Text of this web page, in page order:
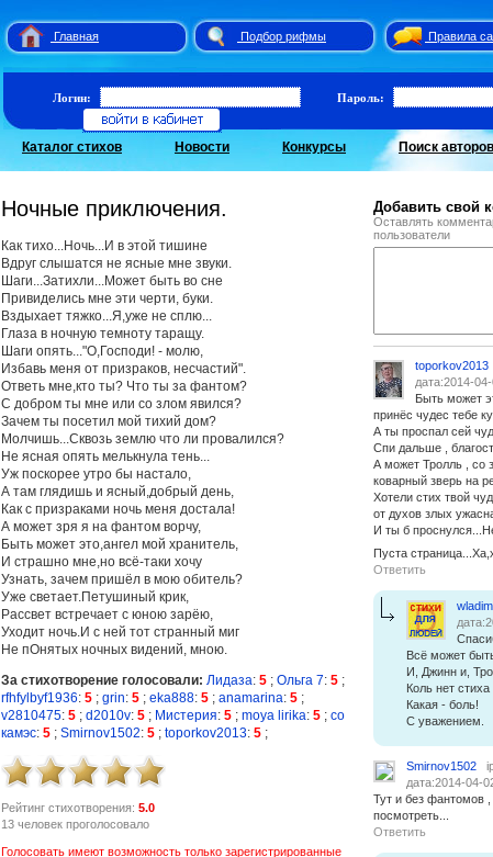
Главная Подбор рифмы
Правила
Логин: Пароль:
Каталог стихов Новости Конкурсы Поиск авторов
Ночные приключения.
Как тихо...Ночь...И в этой тишине
Вдруг слышатся не ясные мне звуки.
Шаги...Затихли...Может быть во сне
Привиделись мне эти черти, буки.
Вздыхает тяжко...Я,уже не сплю...
Глаза в ночную темноту таращу.
Шаги опять..."О,Господи! - молю,
Избавь меня от призраков, несчастий".
Ответь мне,кто ты? Что ты за фантом?
С добром ты мне или со злом явился?
Зачем ты посетил мой тихий дом?
Молчишь...Сквозь землю что ли провалился?
Не ясная опять мелькнула тень...
Уж поскорее утро бы настало,
А там глядишь и ясный,добрый день,
Как с призраками ночь меня достала!
А может зря я на фантом ворчу,
Быть может это,ангел мой хранитель,
И страшно мне,но всё-таки хочу
Узнать, зачем пришёл в мою обитель?
Уже светает.Петушиный крик,
Рассвет встречает с юною зарёю,
Уходит ночь.И с ней тот странный миг
Не пОнятых ночных видений, мною.
За стихотворение голосовали: Лидаза: 5 ; Ольга 7: 5 ;
rfhfylbyf1936: 5 ; grin: 5 ; eka888: 5 ; anamarina: 5 ;
v2810475: 5 ; d2010v: 5 ; Мистерия: 5 ; moya lirika: 5 ; со
камэс: 5 ; Smirnov1502: 5 ; toporkov2013: 5 ;
Рейтинг стихотворения: 5.0
13 человек проголосовало
Голосовать имеют возможность только зарегистрированные
Добавить свой
Оставлять
пользователи
toporkov2013
дата:2014-
Быть может
принёс чудес тебе
А ты проспал сей
Спи дальше ,
А может Тролль , со
коварный зверь на
Хотели стих твой
от духов злых
И ты б
Пуста
Ответить
Всё может
И, Джинн и,
Коль нет стиха
Какая - боль!
С уважением.
Smirnov1502
дата:2014-04-
Тут и без фантомов
посмотреть...
Ответить